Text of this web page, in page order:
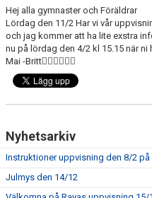
Hej alla gymnaster och Föräldrar
Lördag den 11/2 Har vi vår
och jag kommer att ha lite exstra
nu på lördag den 4/2 kl 15.15 när ni
Mai -Britt🤸‍♀️🤸‍♀️🤸‍♀️
Nyhetsarkiv
Instruktioner uppvisning den 8/2
Julmys den 14/12